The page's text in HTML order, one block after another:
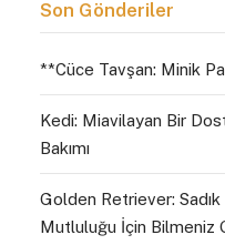
Son Gönderiler
**Cüce Tavşan: Minik
Kedi: Miavilayan Bir
Bakımı
Golden Retriever: Sadık
Mutluluğu İçin Bilmeniz